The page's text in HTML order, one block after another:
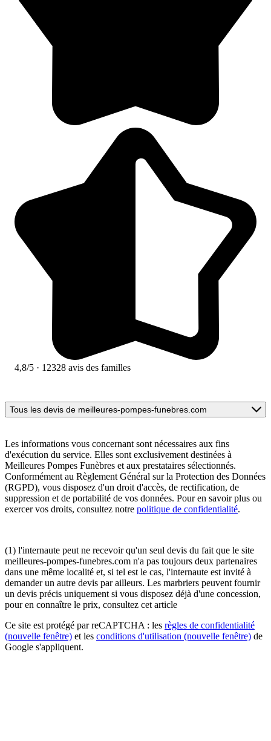
4,8/5 · 12328 avis des familles
Tous les devis de meilleures-pompes-funebres.com
Les informations vous concernant sont nécessaires aux fins
d'exécution du service. Elles sont exclusivement destinées à
Meilleures Pompes Funèbres et aux prestataires sélectionnés.
Conformément au Règlement Général sur la Protection des Données
(RGPD), vous disposez d'un droit d'accès, de rectification, de
suppression et de portabilité de vos données. Pour en savoir plus ou
exercer vos droits, consultez notre politique de confidentialité.
(1) l'internaute peut ne recevoir qu'un seul devis du fait que le site
meilleures-pompes-funebres.com n'a pas toujours deux partenaires
dans une même localité et, si tel est le cas, l'internaute est invité à
demander un autre devis par ailleurs. Les marbriers peuvent fournir
un devis précis uniquement si vous disposez déjà d'une concession,
pour en connaître le prix, consultez cet article
Ce site est protégé par reCAPTCHA : les règles de confidentialité
(nouvelle fenêtre) et les conditions d'utilisation (nouvelle fenêtre) de
Google s'appliquent.